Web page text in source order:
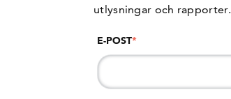
utlysningar och rapporter.
E-POST*